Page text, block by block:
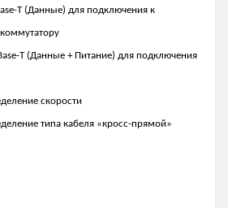
T (Данные) для подключения к
T (Данные + Питание) для подключения
скорости
типа кабеля «кросс-прямой»